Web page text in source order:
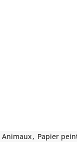
Animaux, Papier